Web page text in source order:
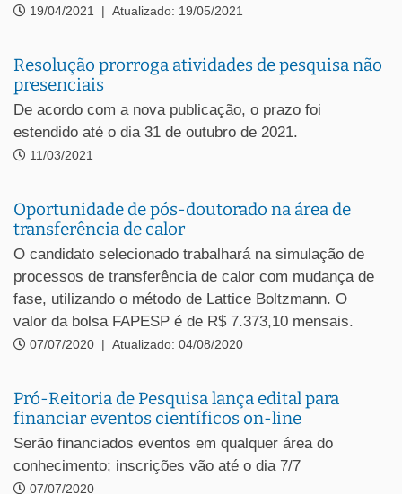
19/04/2021 Atualizado: 19/05/2021
Resolução prorroga atividades de pesquisa não
presenciais
De acordo com a nova publicação, o prazo foi
estendido até o dia 31 de outubro de 2021.
11/03/2021
Oportunidade de pós-doutorado na área de
transferência de calor
O candidato selecionado trabalhará na simulação de
processos de transferência de calor com mudança de
fase, utilizando o método de Lattice Boltzmann. O
valor da bolsa FAPESP é de R$ 7.373,10 mensais.
07/07/2020 Atualizado: 04/08/2020
Pró-Reitoria de Pesquisa lança edital para
financiar eventos científicos on-line
Serão financiados eventos em qualquer área do
conhecimento; inscrições vão até o dia 7/7
07/07/2020